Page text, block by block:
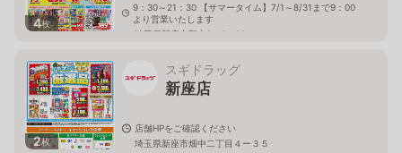
4枚
9：30～21：30 【サマータイム】7/1～8/31まで9：00
より営業いたします
埼玉県新座市野寺2－6－38
2枚
スギドラッグ
新座店
店舗HPをご確認ください
埼玉県新座市畑中二丁目４ー３５